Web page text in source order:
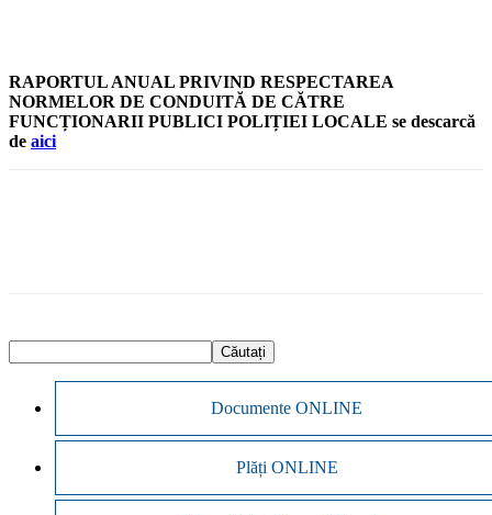
RAPORTUL ANUAL PRIVIND RESPECTAREA
NORMELOR DE CONDUITĂ DE CĂTRE
FUNCȚIONARII PUBLICI POLIȚIEI LOCALE se descarcă
de aici
Documente ONLINE
Plăți ONLINE